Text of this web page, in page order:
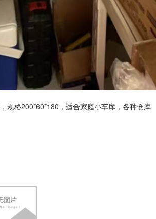
规格200*60*180，适合家庭小车库，各种仓库